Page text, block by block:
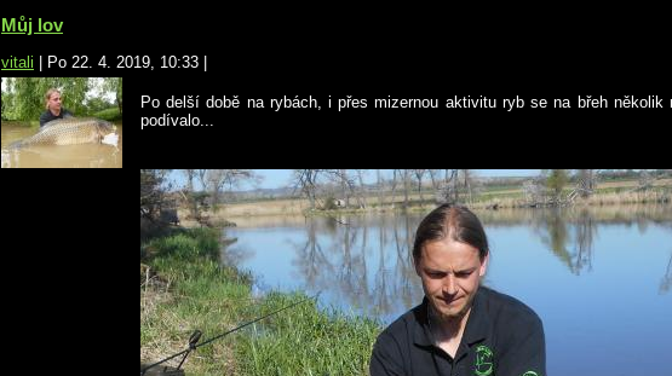
Můj lov
vitali Po 22. 4. 2019, 10:33
Po delší době na rybách, i přes mizernou aktivitu ryb se na břeh několik
podívalo...